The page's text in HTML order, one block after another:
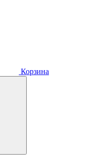
Корзина